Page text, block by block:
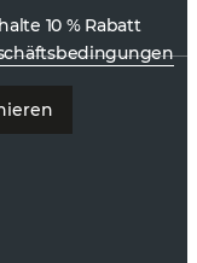
10 % Rabatt